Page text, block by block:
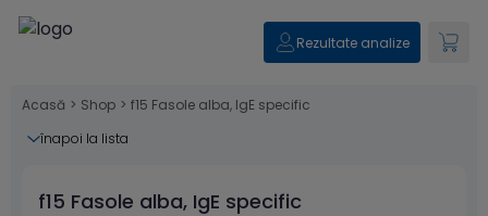
Rezultate analize
Acasă > Shop > f15 Fasole alba, IgE specific
înapoi la lista
f15 Fasole alba, IgE specific